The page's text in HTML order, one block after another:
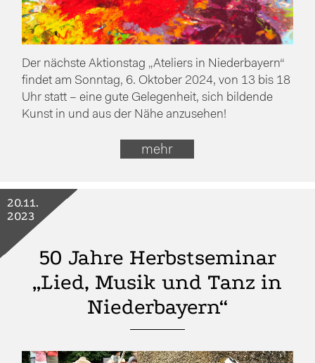
Der nächste Aktionstag „Ateliers in Niederbayern“
findet am Sonntag, 6. Oktober 2024, von 13 bis 18
Uhr statt – eine gute Gelegenheit, sich bildende
Kunst in und aus der Nähe anzusehen!
mehr
50 Jahre Herbstseminar
„Lied, Musik und Tanz in
Niederbayern“
20.11.
2023